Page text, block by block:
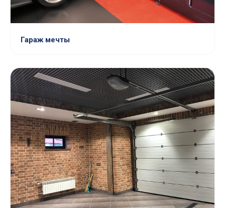
Гараж мечты